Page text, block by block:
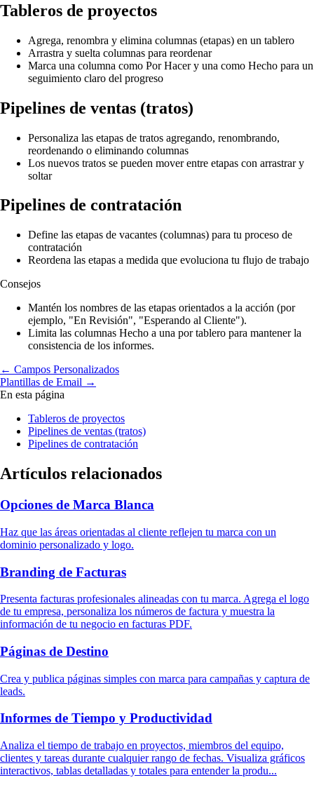
Tableros de proyectos
Agrega, renombra y elimina columnas (etapas) en un tablero
Arrastra y suelta columnas para reordenar
Marca una columna como Por Hacer y una como Hecho para un
seguimiento claro del progreso
Pipelines de ventas (tratos)
Personaliza las etapas de tratos agregando, renombrando,
reordenando o eliminando columnas
Los nuevos tratos se pueden mover entre etapas con arrastrar y
soltar
Pipelines de contratación
Define las etapas de vacantes (columnas) para tu proceso de
contratación
Reordena las etapas a medida que evoluciona tu flujo de trabajo
Consejos
Mantén los nombres de las etapas orientados a la acción (por
ejemplo, "En Revisión", "Esperando al Cliente").
Limita las columnas Hecho a una por tablero para mantener la
consistencia de los informes.
← Campos Personalizados
Plantillas de Email →
En esta página
Tableros de proyectos
Pipelines de ventas (tratos)
Pipelines de contratación
Artículos relacionados
Opciones de Marca Blanca
Haz que las áreas orientadas al cliente reflejen tu marca con un
dominio personalizado y logo.
Branding de Facturas
Presenta facturas profesionales alineadas con tu marca. Agrega el logo
de tu empresa, personaliza los números de factura y muestra la
información de tu negocio en facturas PDF.
Páginas de Destino
Crea y publica páginas simples con marca para campañas y captura de
leads.
Informes de Tiempo y Productividad
Analiza el tiempo de trabajo en proyectos, miembros del equipo,
clientes y tareas durante cualquier rango de fechas. Visualiza gráficos
interactivos, tablas detalladas y totales para entender la produ...